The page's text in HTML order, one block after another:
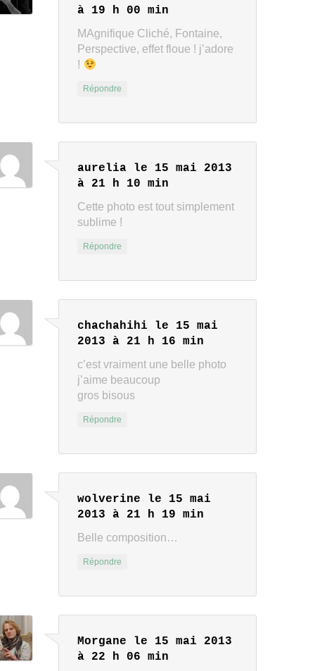
à 19 h 00 min
MAgnifique Cliché, Fontaine,
Perspective, effet floue ! j’adore
!
Répondre
aurelia
le 15 mai 2013
à 21 h 10 min
Cette photo est tout simplement
sublime !
Répondre
chachahihi
le 15 mai
2013 à 21 h 16 min
c’est vraiment une belle photo
j’aime beaucoup
gros bisous
Répondre
wolverine
le 15 mai
2013 à 21 h 19 min
Belle composition…
Répondre
Morgane
le 15 mai 2013
à 22 h 06 min